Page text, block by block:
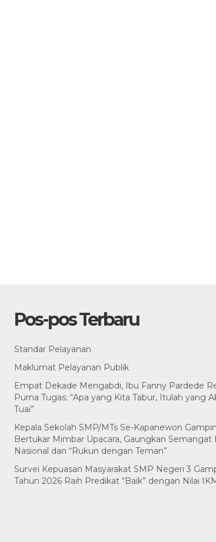
Pos-pos Terbaru
Standar Pelayanan
Maklumat Pelayanan Publik
Empat Dekade Mengabdi, Ibu Fanny Pardede
Purna Tugas: “Apa yang Kita Tabur, Itulah yang
Tuai”
Kepala Sekolah SMP/MTs Se-Kapanewon
Bertukar Mimbar Upacara, Gaungkan Semangat
Nasional dan “Rukun dengan Teman”
Survei Kepuasan Masyarakat SMP Negeri 3
Tahun 2026 Raih Predikat “Baik” dengan Nilai